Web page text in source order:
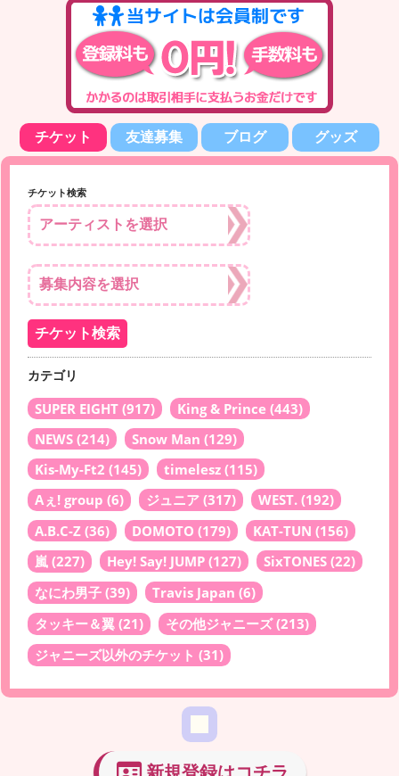
チケット 友達募集 ブログ グッズ
チケット検索
カテゴリ
SUPER EIGHT (917) King & Prince (443)
NEWS (214) Snow Man (129)
Kis-My-Ft2 (145) timelesz (115)
Aぇ! group (6) ジュニア (317) WEST. (192)
A.B.C-Z (36) DOMOTO (179) KAT-TUN (156)
嵐 (227) Hey! Say! JUMP (127) SixTONES (22)
なにわ男子 (39) Travis Japan (6)
タッキー＆翼 (21) その他ジャニーズ(213)
ジャニーズ以外のチケット (31)